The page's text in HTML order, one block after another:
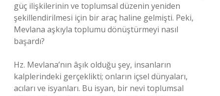
güç ilişkilerinin ve toplumsal düzenin yeniden
şekillendirilmesi için bir araç haline gelmişti. Peki,
Mevlana aşkıyla toplumu dönüştürmeyi nasıl
başardı?
Hz. Mevlana’nın âşık olduğu şey, insanların
kalplerindeki gerçeklikti; onların içsel dünyaları,
acıları ve isyanları. Bu isyan, bir nevi toplumsal